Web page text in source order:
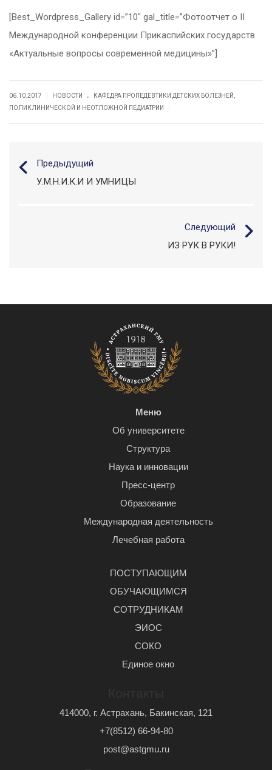
[Best_Wordpress_Gallery id=”10″ gal_title=”Фотоотчет о II
Международной конференции Прикаспийских государств
«Актуальные вопросы современной медицины»”]
06.10.2017 НОВОСТИ .
КАФЕДРА ПРОПЕДЕВТИКИ ДЕТСКИХ БОЛЕЗНЕЙ,
ПОЛИКЛИНИЧЕСКОЙ И НЕОТЛОЖНОЙ ПЕДИАТРИИ
Предыдущий
У.М.Н.И.К.И И УМНИЦЫ
Следующий
ИЗ РУК В РУКИ!
Меню
Об университете
Структура
Наука и инновации
Пресс-центр
Образование
Международная деятельность
Лечебная работа
ПОСТУПАЮЩИМ
ОБУЧАЮЩИМСЯ
СОТРУДНИКАМ
ЭИОС
СОКО
Единое окно
414000, г. Астрахань, Бакинская, 121
+7(8512) 66-94-80
post@astgmu.ru